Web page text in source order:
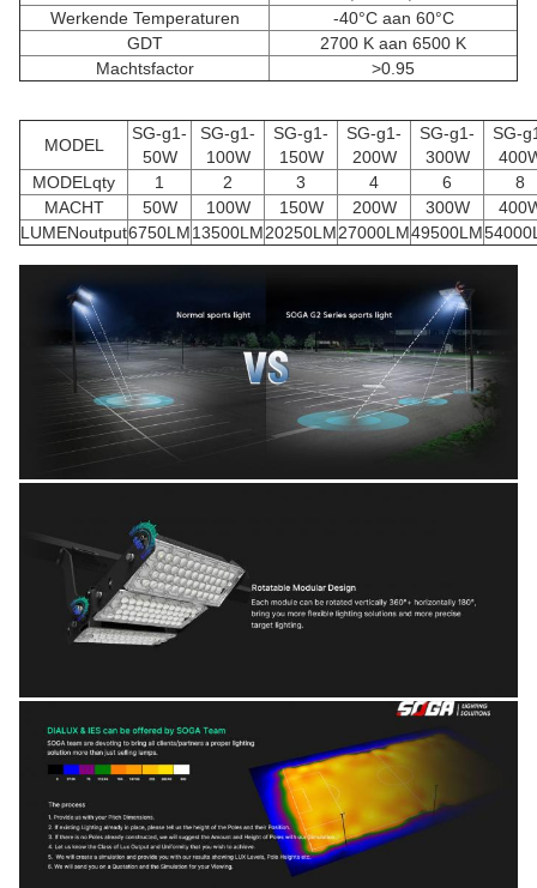
Werkende Temperaturen
-40°C aan 60°C
GDT
2700 K aan 6500 K
Machtsfactor
>0.95
MODEL
SG-g1-
50W
SG-g1-
100W
SG-g1-
150W
SG-g1-
200W
SG-g1-
300W
SG-
MODELqty
1 2 3 4 6
8
MACHT
50W 100W 150W 200W 300W
LUMENoutput6750LM13500LM20250LM27000LM49500LM